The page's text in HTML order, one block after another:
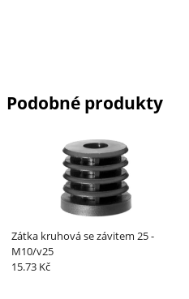
Podobné produkty
Zátka kruhová se závitem 25 -
M10/v25
15.73 Kč